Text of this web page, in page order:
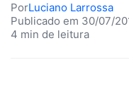
PorLuciano Larrossa
Publicado em 30/07/
4 min de leitura